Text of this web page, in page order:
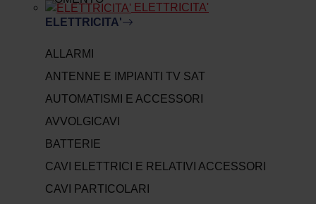
ELETTRICITA'
ELETTRICITA'
ALLARMI
ANTENNE E IMPIANTI TV SAT
AUTOMATISMI E ACCESSORI
AVVOLGICAVI
BATTERIE
CAVI ELETTRICI E RELATIVI ACCESSORI
CAVI PARTICOLARI